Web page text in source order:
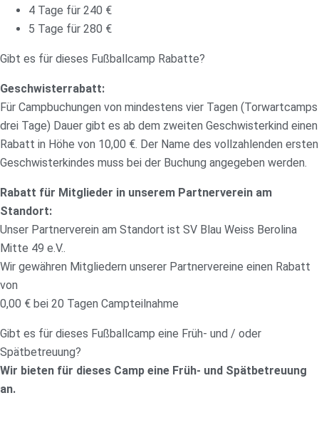
4 Tage für 240 €
5 Tage für 280 €
Gibt es für dieses Fußballcamp Rabatte?
Geschwisterrabatt:
Für Campbuchungen von mindestens vier Tagen (Torwartcamps
drei Tage) Dauer gibt es ab dem zweiten Geschwisterkind einen
Rabatt in Höhe von 10,00 €. Der Name des vollzahlenden ersten
Geschwisterkindes muss bei der Buchung angegeben werden.
Rabatt für Mitglieder in unserem Partnerverein am
Standort:
Unser Partnerverein am Standort ist SV Blau Weiss Berolina
Mitte 49 e.V..
Wir gewähren Mitgliedern unserer Partnervereine einen Rabatt
von
0,00 € bei 20 Tagen Campteilnahme
Gibt es für dieses Fußballcamp eine Früh- und / oder
Spätbetreuung?
Wir bieten für dieses Camp eine Früh- und Spätbetreuung
an.